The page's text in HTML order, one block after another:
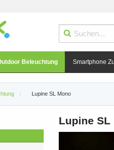
Beleuchtung Smartphone
Lupine SL Mono
Lupine SL